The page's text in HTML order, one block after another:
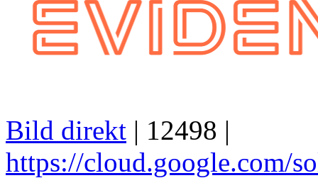
Bild direkt | 12498 |
https://cloud.google.com/